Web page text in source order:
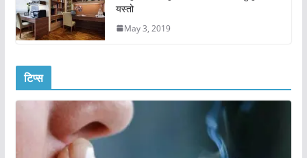
यस्तो
May 3, 2019
टिप्स